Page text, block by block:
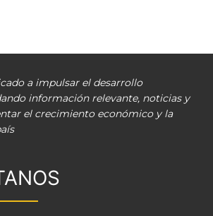
a impulsar el desarrollo
información relevante, noticias y
el crecimiento económico y la